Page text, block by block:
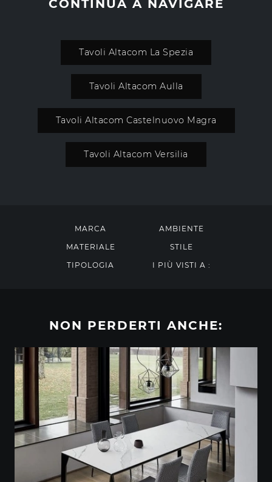
CONTINUA A NAVIGARE
Tavoli Altacom La Spezia
Tavoli Altacom Aulla
Tavoli Altacom Castelnuovo Magra
Tavoli Altacom Versilia
MARCA
AMBIENTE
MATERIALE
STILE
TIPOLOGIA
I PIÙ VISTI A :
NON PERDERTI ANCHE: